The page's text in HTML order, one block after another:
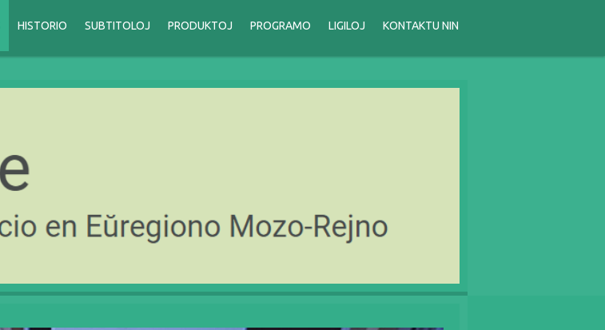
HISTORIO SUBTITOLOJ PRODUKTOJ PROGRAMO LIGILOJ KONTAKTU NIN